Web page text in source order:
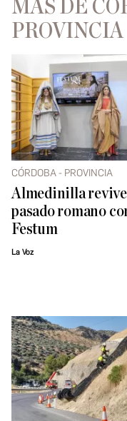
MÁS DE
PROVINCIA
CÓRDOBA - PROVINCIA
Almedinilla
pasado romano
Festum
La Voz